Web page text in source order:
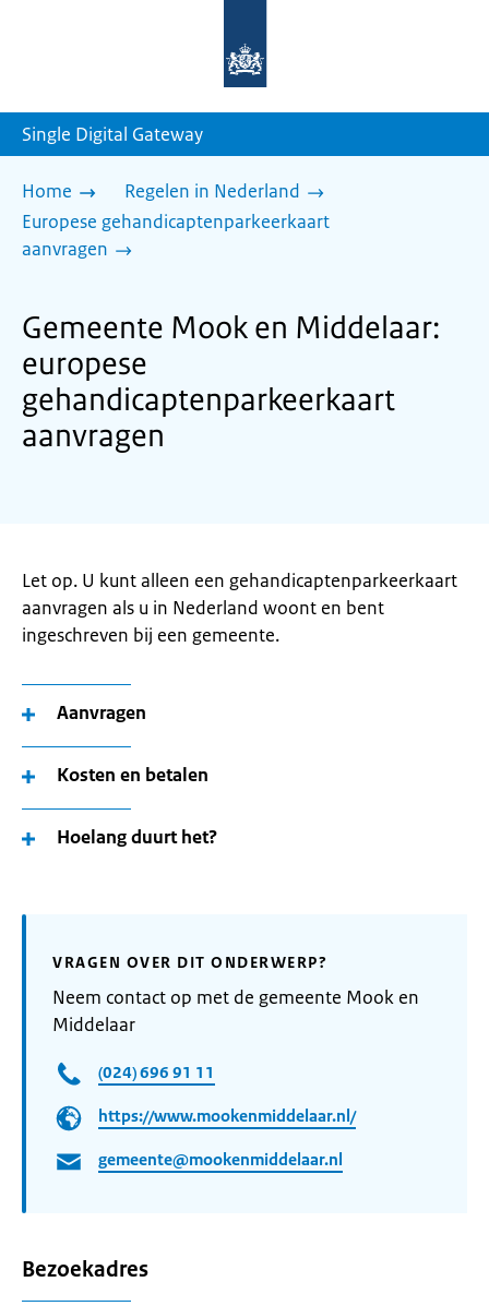
homepage
Single Digital Gateway
Home
Regelen in Nederland
Europese gehandicaptenparkeerkaart
aanvragen
Gemeente Mook en Middelaar:
europese
gehandicaptenparkeerkaart
aanvragen
Let op. U kunt alleen een gehandicaptenparkeerkaart
aanvragen als u in Nederland woont en bent
ingeschreven bij een gemeente.
Aanvragen
Kosten en betalen
Hoelang duurt het?
VRAGEN OVER DIT ONDERWERP?
Neem contact op met de gemeente Mook en
Middelaar
(024) 696 91 11
https://www.mookenmiddelaar.nl/
gemeente@mookenmiddelaar.nl
Bezoekadres